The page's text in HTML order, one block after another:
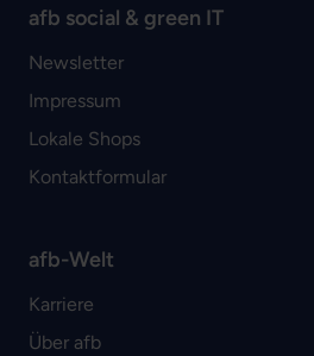
afb social & green IT
Newsletter
Impressum
Lokale Shops
Kontaktformular
afb-Welt
Karriere
Über afb